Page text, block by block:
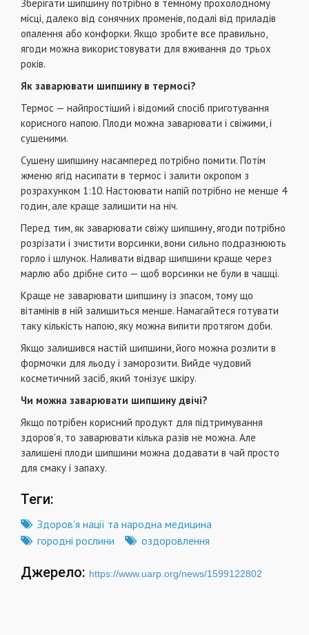
Зберігати шипшину потрібно в темному прохолодному
місці, далеко від сонячних променів, подалі від приладів
опалення або конфорки. Якщо зробите все правильно,
ягоди можна використовувати для вживання до трьох
років.
Як заварювати шипшину в термосі?
Термос — найпростіший і відомий спосіб приготування
корисного напою. Плоди можна заварювати і свіжими, і
сушеними.
Сушену шипшину насамперед потрібно помити. Потім
жменю ягід насипати в термос і залити окропом з
розрахунком 1:10. Настоювати напій потрібно не менше 4
годин, але краще залишити на ніч.
Перед тим, як заварювати свіжу шипшину, ягоди потрібно
розрізати і зчистити ворсинки, вони сильно подразнюють
горло і шлунок. Наливати відвар шипшини краще через
марлю або дрібне сито — щоб ворсинки не були в чашці.
Краще не заварювати шипшину із зпасом, тому що
вітамінів в ній залишиться менше. Намагайтеся готувати
таку кількість напою, яку можна випити протягом доби.
Якщо залишився настій шипшини, його можна розлити в
формочки для льоду і заморозити. Вийде чудовий
косметичний засіб, який тонізує шкіру.
Чи можна заварювати шипшину двічі?
Якщо потрібен корисний продукт для підтримування
здоров'я, то заварювати кілька разів не можна. Але
залишені плоди шипшини можна додавати в чай просто
для смаку і запаху.
Теги:
Здоров'я нації та народна медицина
городні рослини
оздоровлення
Джерело: https://www.uarp.org/news/1599122802